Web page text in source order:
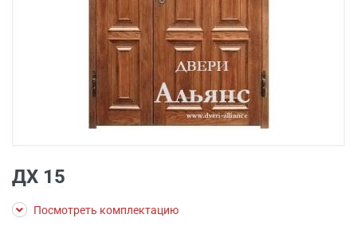
ДХ 15
Посмотреть комплектацию